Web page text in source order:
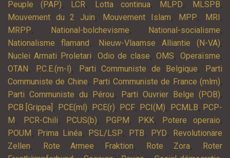
Peuple (PAP), LCR, Lotta continua, MLPD, MLSPB,
Mouvement du 2 Juin, Mouvement Islam, MPP, MRI ,
MRPP, National-bolchevisme, National-socialisme,
Nationalisme flamand , Nieuw-Vlaamse Alliantie (N-VA),
Nuclei Armati Proletari, Odio de clase,OMS,Operaïsme,
OTAN , P.C.E.(m-l), Parti Communiste de Belgique,
Parti
Communiste de Chine, Parti Communiste de France (mlm),
Parti Communiste du Pérou, Parti Ouvrier Belge (POB),
PCB [Grippa] , PCE(ml), PCE(r), PCF, PCI(M), PCMLB, PCP-
M , PCR-Chili, PCUS(b), PGPM , PKK, Potere operaio,
POUM , Prima Linéa, PSL/LSP, PTB, PYD,
Revolutionäre
Zellen, Rote Armee Fraktion, Rote Zora,
Roter